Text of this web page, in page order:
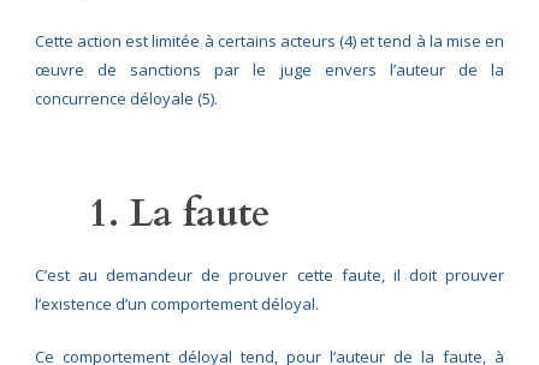
Cette action est limitée à certains acteurs (4) et tend à la mise en
œuvre de sanctions par le juge envers l’auteur de la
concurrence déloyale (5).
1. La faute
C’est au demandeur de prouver cette faute, il doit prouver
l’existence d’un comportement déloyal.
Ce comportement déloyal tend, pour l’auteur de la faute, à